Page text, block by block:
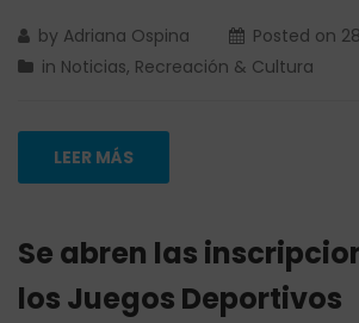
by Adriana Ospina Posted on
in Noticias, Recreación & Cultura
LEER MÁS
Se abren las
los Juegos Deportivos